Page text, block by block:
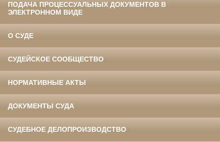
ПОДАЧА ПРОЦЕССУАЛЬНЫХ ДОКУМЕНТОВ В
ЭЛЕКТРОННОМ ВИДЕ
О СУДЕ
СУДЕЙСКОЕ СООБЩЕСТВО
НОРМАТИВНЫЕ АКТЫ
ДОКУМЕНТЫ СУДА
СУДЕБНОЕ ДЕЛОПРОИЗВОДСТВО